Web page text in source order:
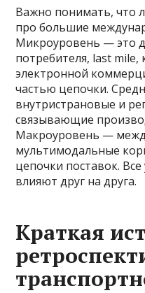
Важно понимать, что
про большие
Микроуровень — это
потребителя, last mile,
электронной
частью цепочки.
внутристрановые и
связывающие
Макроуровень —
мультимодальные
цепочки поставок.
влияют друг на друга.
Краткая